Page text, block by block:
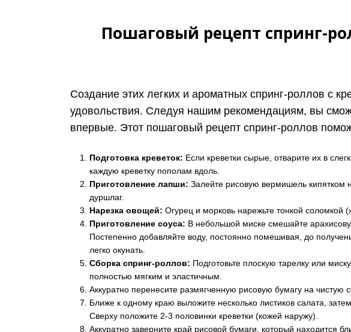
Пошаговый рецепт спринг-
Создание этих легких и ароматных спринг-роллов с
удовольствия. Следуя нашим рекомендациям, вы
впервые. Этот пошаговый рецепт спринг-роллов
Подготовка креветок: Если креветки сырые, отварите их в
каждую креветку пополам вдоль.
Приготовление лапши: Залейте рисовую вермишель кипятком
дуршлаг.
Нарезка овощей: Огурец и морковь нарежьте тонкой соломкой
Приготовление соуса: В небольшой миске смешайте
Постепенно добавляйте воду, постоянно помешивая, до
легко окунать.
Сборка спринг-роллов: Подготовьте плоскую тарелку или
полностью мягким и эластичным.
Аккуратно перенесите размягченную рисовую бумагу на
Ближе к одному краю выложите несколько листиков салата,
Сверху положите 2-3 половинки креветки (кожей наружу).
Аккуратно заверните край рисовой бумаги, который находится